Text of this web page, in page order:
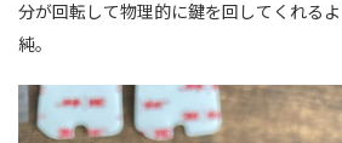
分が回転して物理的に鍵を回してくれる
純。